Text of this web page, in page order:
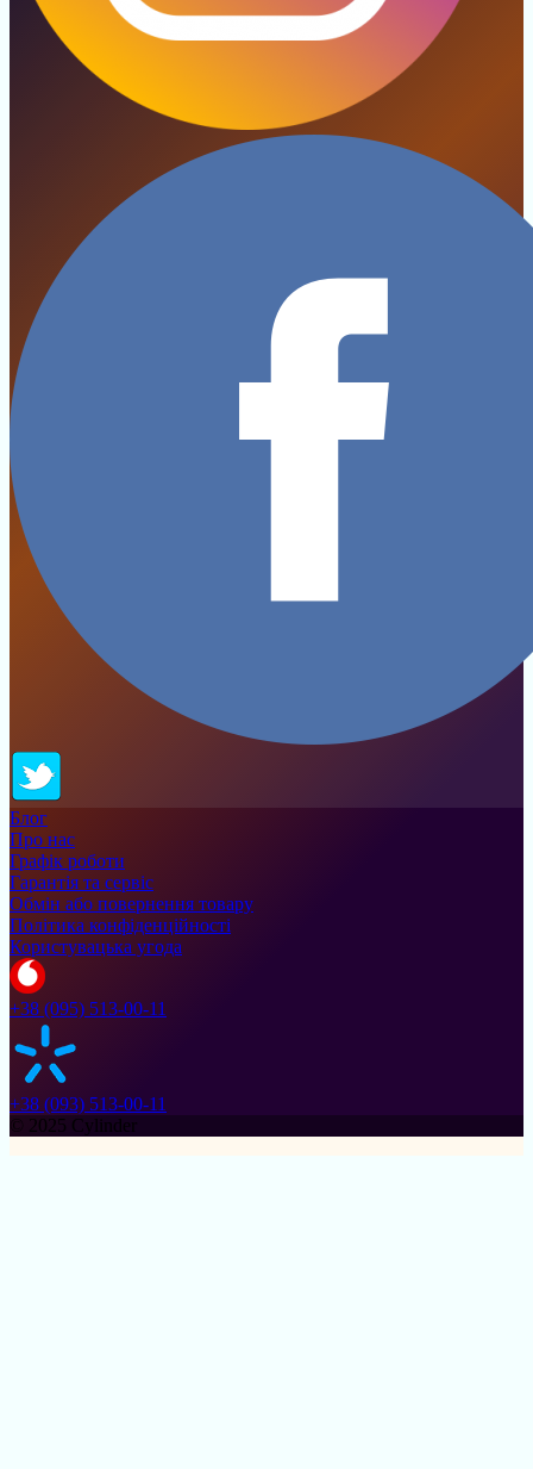
Блог
Про нас
Графік роботи
Гарантія та сервіс
Обмін або повернення товару
Політика конфіденційності
Користувацька угода
+38 (095) 513-00-11
+38 (093) 513-00-11
© 2025 Cylinder